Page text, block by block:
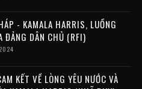
- KAMALA HARRIS, LUỒNG
ĐẢNG DÂN CHỦ (RFI)
KẾT VỀ LÒNG YÊU NƯỚC VÀ